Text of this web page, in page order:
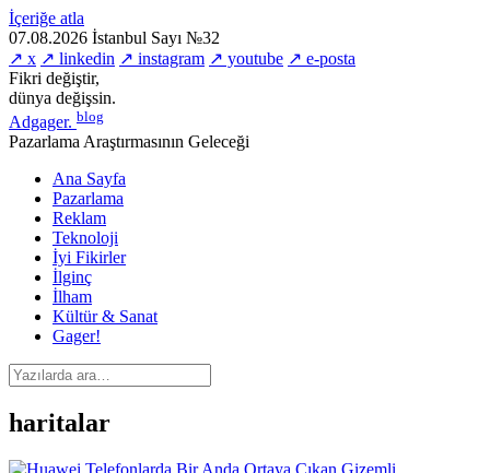
İçeriğe atla
07.08.2026 İstanbul Sayı №32
↗ x ↗ linkedin ↗ instagram ↗ youtube ↗ e-posta
Fikri değiştir,
dünya değişsin.
Adgager. blog
Pazarlama Araştırmasının Geleceği
Ana Sayfa
Pazarlama
Reklam
Teknoloji
İyi Fikirler
İlginç
İlham
Kültür & Sanat
Gager!
haritalar